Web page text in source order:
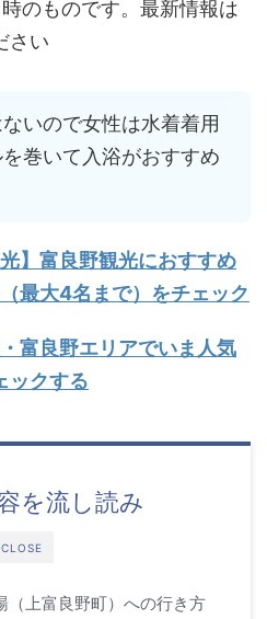
のものです。最新情報は
さい
いので女性は水着着用
巻いて入浴がおすすめ
】富良野観光におすすめ
最大4名まで）をチェック
富良野エリアでいま人気
ックする
CLOSE
を流し読み
（上富良野町）への行き方